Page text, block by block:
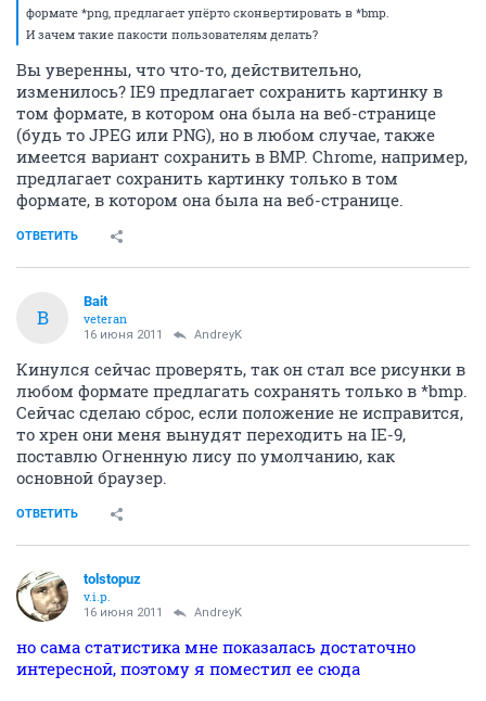
формате *png, предлагает упёрто сконвертировать в *bmp.
И зачем такие пакости пользователям делать?
Вы уверенны, что что-то, действительно,
изменилось? IE9 предлагает сохранить картинку в
том формате, в котором она была на веб-странице
(будь то JPEG или PNG), но в любом случае, также
имеется вариант сохранить в BMP. Chrome, например,
предлагает сохранить картинку только в том
формате, в котором она была на веб-странице.
ОТВЕТИТЬ
B
Bait
veteran
16 июня 2011 AndreyK
Кинулся сейчас проверять, так он стал все рисунки в
любом формате предлагать сохранять только в *bmp.
Сейчас сделаю сброс, если положение не исправится,
то хрен они меня вынудят переходить на IE-9,
поставлю Огненную лису по умолчанию, как
основной браузер.
ОТВЕТИТЬ
tolstopuz
v.i.p.
16 июня 2011 AndreyK
но сама статистика мне показалась достаточно
интересной, поэтому я поместил ее сюда